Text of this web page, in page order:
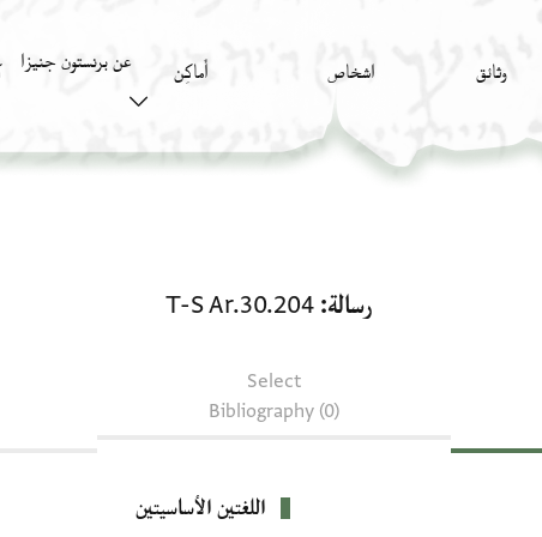
وثائق اشخاص أَماكِن عن برنستون جنيزا
رسالة T-S Ar.30.204
Select
Bibliography (0)
اللغتين الأساسيتين